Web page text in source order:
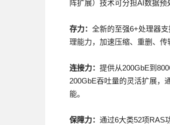
阵扩展）技术可分担AI数据预
存力： 全新的至强6+处理器
理能力，加速压缩、重删、传
连接力： 提供从200GbE到
200GbE吞吐量的灵活扩展，
能。
保障力： 通过6大类52项RAS